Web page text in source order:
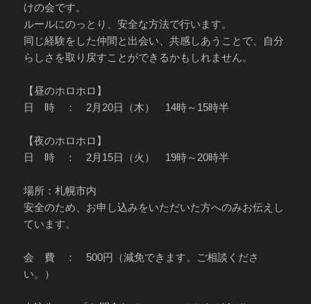
けの会です。
ルールにのっとり、安全な方法で行います。
同じ経験をした仲間と出会い、共感しあうことで、自分
らしさを取り戻すことができるかもしれません。
【昼のホロホロ】
日 時 ： 2月20日（木） 14時～15時半
【夜のホロホロ】
日 時 ： 2月15日（火） 19時～20時半
場所：札幌市内
安全のため、お申し込みをいただいた方へのみお伝えし
ています。
会 費 ： 500円（減免できます。ご相談くださ
い。）